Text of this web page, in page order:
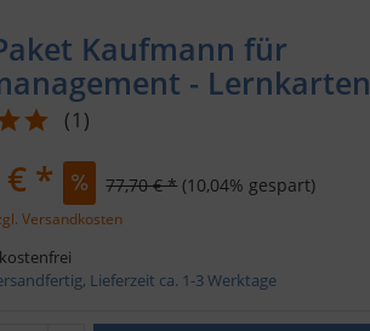
Kaufmann für
- Lernkarten
(1 )
€ * 77,70 € * (10,04% gespart)
Versandkosten
Lieferzeit ca. 1-3 Werktage